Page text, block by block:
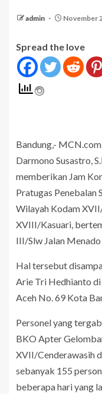
admin November
Spread the love
Bandung,-
Darmono Susastro,
memberikan Jam
Pratugas Penebalan
Wilayah Kodam
XVIII/Kasuari,
III/Slw Jalan
Hal tersebut
Arie Tri Hedhianto
Aceh No. 69 Kota
Personel yang
BKO Apter
XVII/Cenderawasih
sebanyak 155
beberapa hari yang